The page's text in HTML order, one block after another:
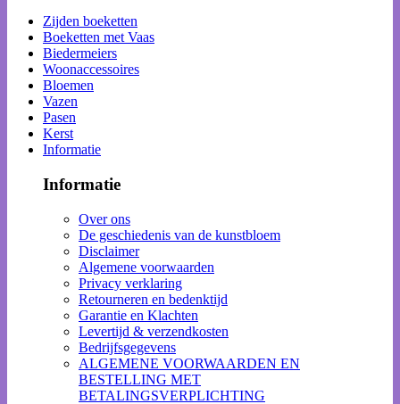
Zijden boeketten
Boeketten met Vaas
Biedermeiers
Woonaccessoires
Bloemen
Vazen
Pasen
Kerst
Informatie
Informatie
Over ons
De geschiedenis van de kunstbloem
Disclaimer
Algemene voorwaarden
Privacy verklaring
Retourneren en bedenktijd
Garantie en Klachten
Levertijd & verzendkosten
Bedrijfsgegevens
ALGEMENE VOORWAARDEN EN
BESTELLING MET
BETALINGSVERPLICHTING